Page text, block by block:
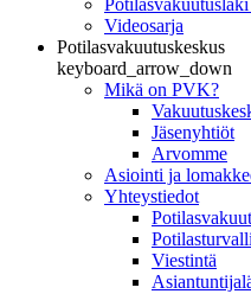
Potilasvakuutuslaki
Videosarja
Potilasvakuutuskeskus
keyboard_arrow_down
Mikä on PVK?
Jäsenyhtiöt
Arvomme
Asiointi ja
Yhteystiedot
Viestintä